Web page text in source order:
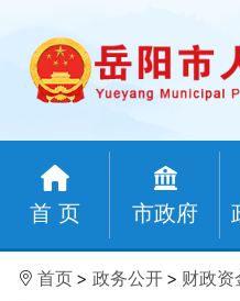
首 页 市政府
首页 > 政务公开 > 财政资